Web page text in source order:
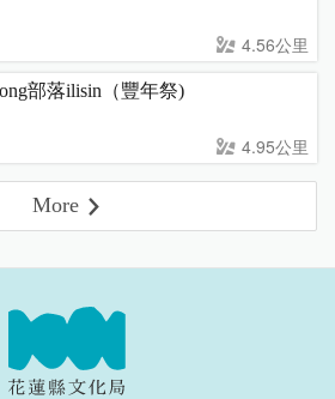
4.56公里
部落ilisin（豐年祭)
4.95公里
More